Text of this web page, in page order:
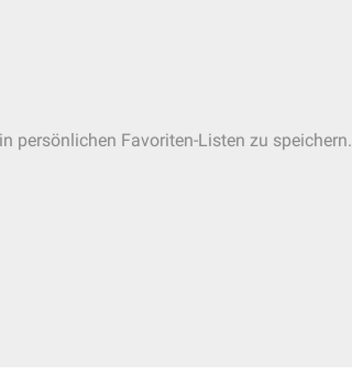
persönlichen Favoriten-Listen zu speichern.